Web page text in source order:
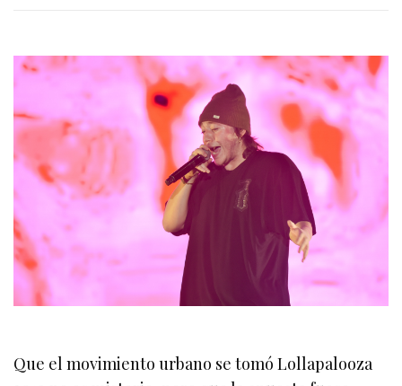
Que el movimiento urbano se tomó Lollapalooza